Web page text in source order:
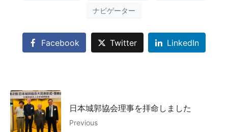
ナビゲーター
Facebook Twitter LinkedIn
日本城郭協会理事を拝命しました
Previous